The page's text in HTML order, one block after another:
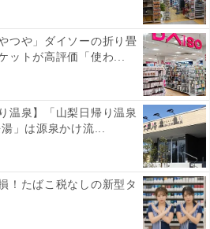
つや」ダイソーの折り畳
ットが高評価「使わ...
温泉】「山梨日帰り温泉
」は源泉かけ流...
！たばこ税なしの新型タ